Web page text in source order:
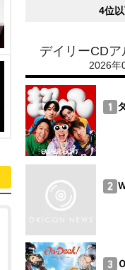
4位
デイリーCD
2026年